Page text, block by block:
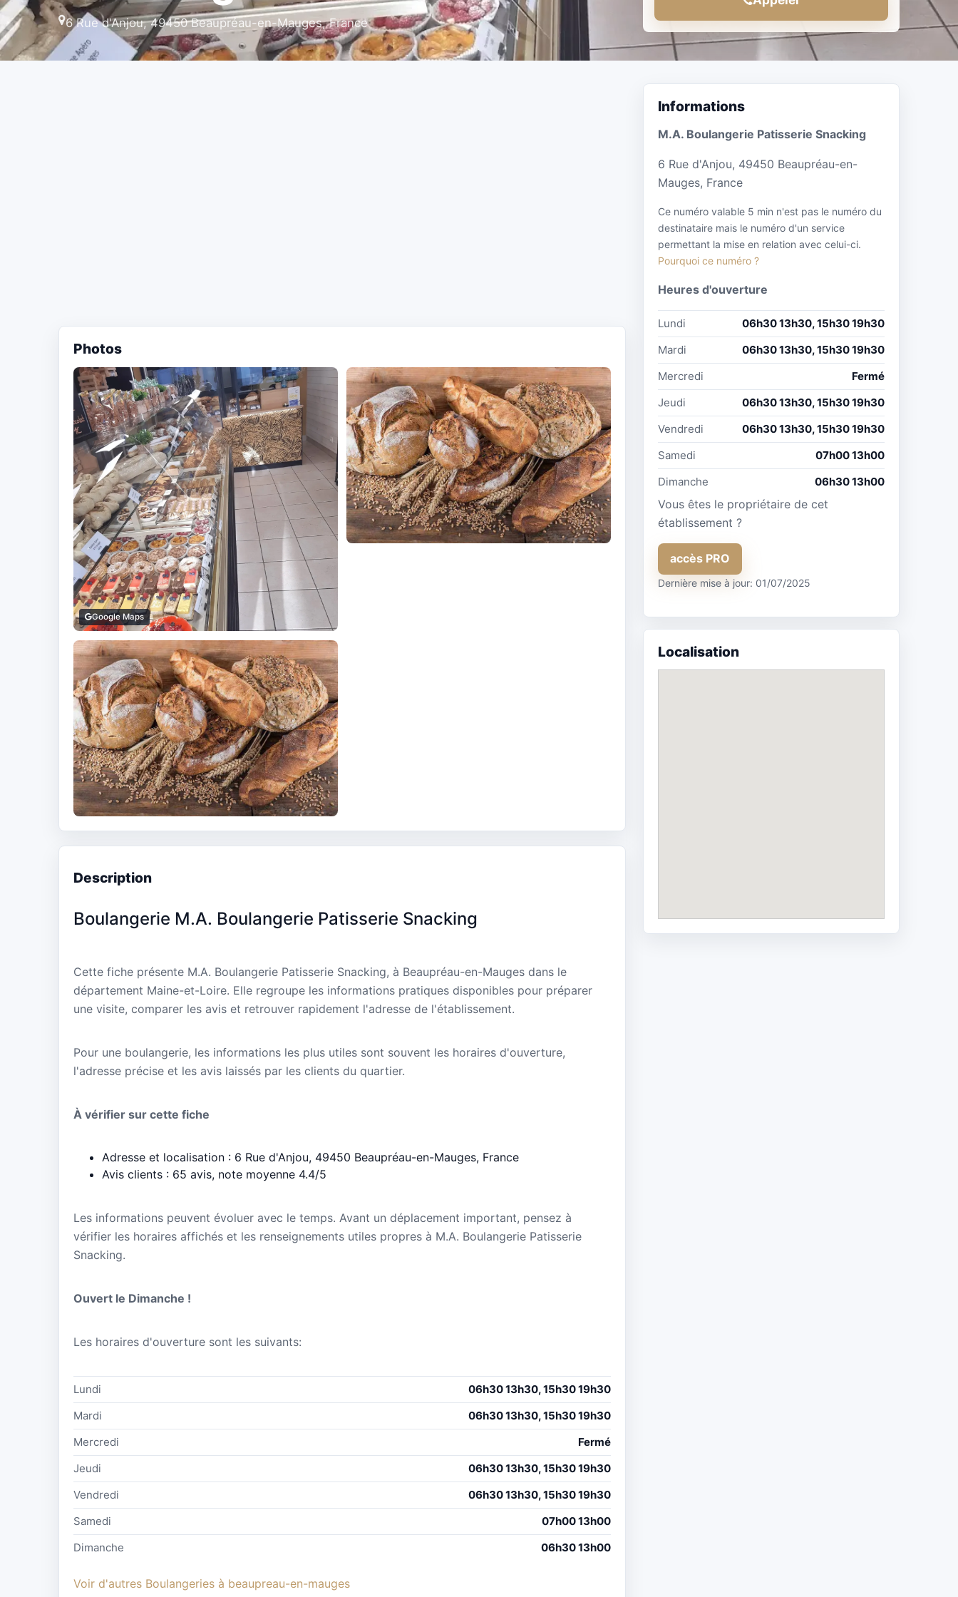
6 Rue d'Anjou, 49450 Beaupréau-en-Mauges, France
Photos
Google Maps
Description
Boulangerie M.A. Boulangerie Patisserie Snacking
Cette fiche présente M.A. Boulangerie Patisserie Snacking, à Beaupréau-en-Mauges dans le
département Maine-et-Loire. Elle regroupe les informations pratiques disponibles pour préparer
une visite, comparer les avis et retrouver rapidement l'adresse de l'établissement.
Pour une boulangerie, les informations les plus utiles sont souvent les horaires d'ouverture,
l'adresse précise et les avis laissés par les clients du quartier.
À vérifier sur cette fiche
Adresse et localisation : 6 Rue d'Anjou, 49450 Beaupréau-en-Mauges, France
Avis clients : 65 avis, note moyenne 4.4/5
Les informations peuvent évoluer avec le temps. Avant un déplacement important, pensez à
vérifier les horaires affichés et les renseignements utiles propres à M.A. Boulangerie Patisserie
Snacking.
Ouvert le Dimanche !
Les horaires d'ouverture sont les suivants:
Lundi
06h30 13h30, 15h30 19h30
Mardi
06h30 13h30, 15h30 19h30
Mercredi
Fermé
Jeudi
06h30 13h30, 15h30 19h30
Vendredi
06h30 13h30, 15h30 19h30
Samedi
07h00 13h00
Dimanche
06h30 13h00
Voir d'autres Boulangeries à beaupreau-en-mauges
Informations
M.A. Boulangerie Patisserie Snacking
6 Rue d'Anjou, 49450 Beaupréau-en-
Mauges, France
Ce numéro valable 5 min n'est pas le numéro du
destinataire mais le numéro d'un service
permettant la mise en relation avec celui-ci.
Pourquoi ce numéro ?
Heures d'ouverture
Lundi
06h30 13h30, 15h30 19h30
Mardi
06h30 13h30, 15h30 19h30
Mercredi
Fermé
Jeudi
06h30 13h30, 15h30 19h30
Vendredi
06h30 13h30, 15h30 19h30
Samedi
07h00 13h00
Dimanche
06h30 13h00
Vous êtes le propriétaire de cet
établissement ?
accès PRO
Dernière mise à jour: 01/07/2025
Localisation